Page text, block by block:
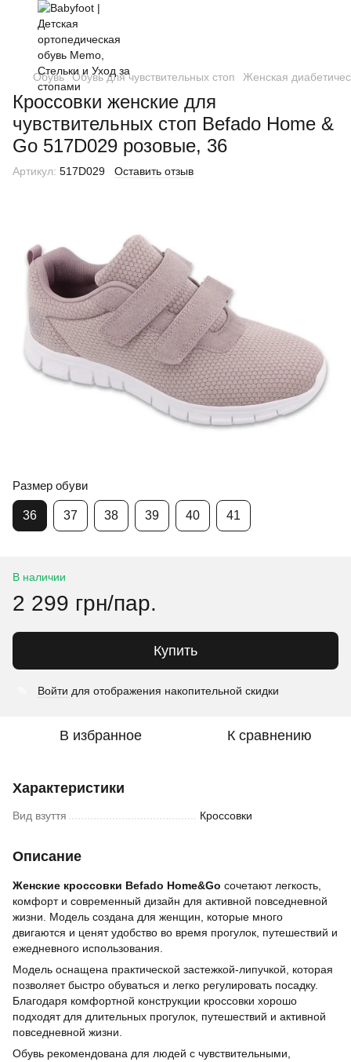
Обувь Обувь для чувствительных стоп Женская
Кроссовки женские для
чувствительных стоп Befado Home &
Go 517D029 розовые, 36
Артикул: 517D029 Оставить отзыв
Размер обуви
36 37 38 39 40 41
В наличии
2 299 грн/пар.
Купить
Войти для отображения накопительной скидки
В избранное К сравнению
Характеристики
Вид взуття Кроссовки
Описание
Женские кроссовки Befado Home&Go сочетают легкость,
комфорт и современный дизайн для активной повседневной
жизни. Модель создана для женщин, которые много
двигаются и ценят удобство во время прогулок, путешествий и
ежедневного использования.
Модель оснащена практической застежкой-липучкой, которая
позволяет быстро обуваться и легко регулировать посадку.
Благодаря комфортной конструкции кроссовки хорошо
подходят для длительных прогулок, путешествий и активной
повседневной жизни.
Обувь рекомендована для людей с чувствительными,